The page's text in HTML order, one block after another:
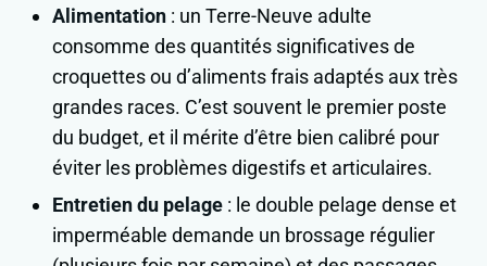
Alimentation : un Terre-Neuve adulte
consomme des quantités significatives de
croquettes ou d’aliments frais adaptés aux très
grandes races. C’est souvent le premier poste
du budget, et il mérite d’être bien calibré pour
éviter les problèmes digestifs et articulaires.
Entretien du pelage : le double pelage dense et
imperméable demande un brossage régulier